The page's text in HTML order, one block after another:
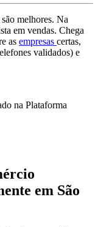
melhores. Na
em vendas. Chega
as empresas certas,
validados) e
na Plataforma
em São